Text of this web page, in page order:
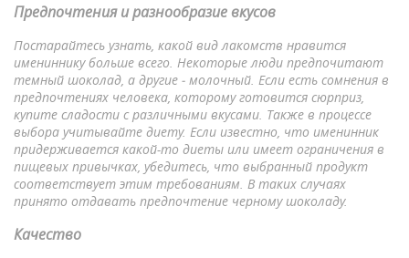
Предпочтения и разнообразие вкусов
Постарайтесь узнать, какой вид лакомств нравится
имениннику больше всего. Некоторые люди предпочитают
темный шоколад, а другие ‒ молочный. Если есть сомнения в
предпочтениях человека, которому готовится сюрприз,
купите сладости с различными вкусами. Также в процессе
выбора учитывайте диету. Если известно, что именинник
придерживается какой-то диеты или имеет ограничения в
пищевых привычках, убедитесь, что выбранный продукт
соответствует этим требованиям. В таких случаях
принято отдавать предпочтение черному шоколаду.
Качество